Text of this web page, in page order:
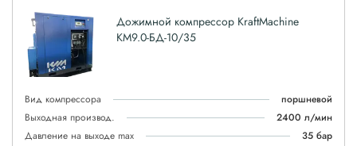
Дожимной компрессор KraftMachine
КМ9.0-БД-10/35
Вид компрессора
поршневой
Выходная производ.
2400 л/мин
Давление на выходе max
35 бар